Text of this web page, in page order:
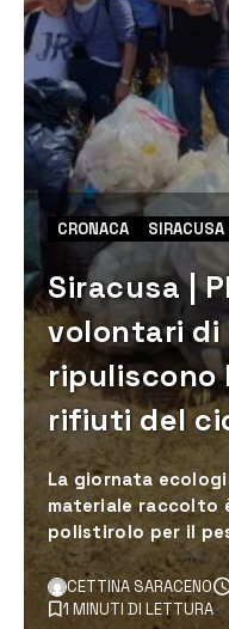
CRONACA SIRACUSA
Siracusa |
volontari di
ripuliscono
rifiuti del
La giornata
materiale
polistirolo per il
CETTINA SARACENO
1 MINUTI DI LETTURA